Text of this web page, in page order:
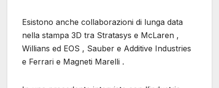
Esistono anche collaborazioni di lunga data
nella stampa 3D tra Stratasys e McLaren ,
Willians ed EOS , Sauber e Additive Industries
e Ferrari e Magneti Marelli .